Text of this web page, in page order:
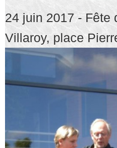
24 juin 2017 - Fête
Villaroy, place